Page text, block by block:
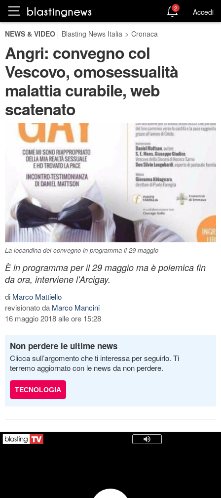
2 Accedi
NEWS & VIDEO Blasting News Italia > Cronaca
Angri: convegno col
Vescovo, omosessualità
malattia curabile, web
scatenato
La locandina del convegno in programma il 29 maggio
È in programma per il 29 maggio ma è polemica fin
da ora, interviene l'Arcigay.
di Marco Mattiello
revisionato da Marco Mancini
16 maggio 2018 alle ore 15:28
Non perdere le ultime news
Clicca sull’argomento che ti interessa per seguirlo. Ti
terremo aggiornato con le news da non perdere.
TECNOLOGIA